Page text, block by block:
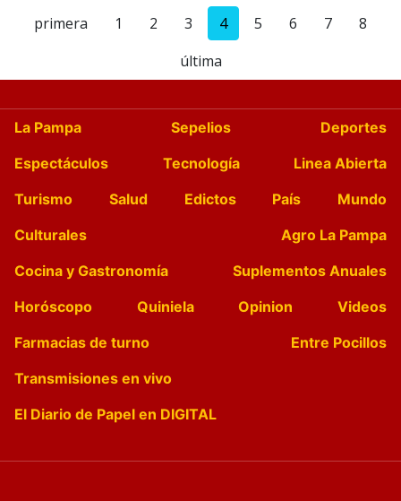
primera 1 2 3 4 5 6 7
8
última
La Pampa Sepelios
Deportes
Espectáculos
Tecnología
Linea Abierta
Turismo
Salud Edictos País
Mundo
Culturales
Agro La Pampa
Cocina y Gastronomía
Suplementos Anuales
Horóscopo
Quiniela Opinion
Videos
Farmacias de turno
Entre Pocillos
Transmisiones en vivo
El Diario de Papel en DIGITAL